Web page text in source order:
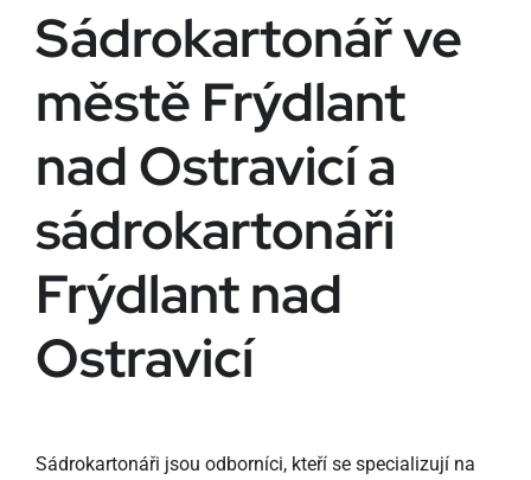
Sádrokartonář ve
městě Frýdlant
nad Ostravicí a
sádrokartonáři
Frýdlant nad
Ostravicí
Sádrokartonáři jsou odborníci, kteří se specializují na